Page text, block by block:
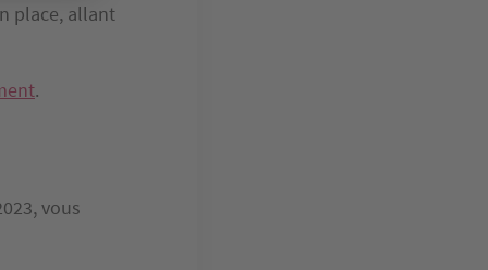
place, allant
.
vous